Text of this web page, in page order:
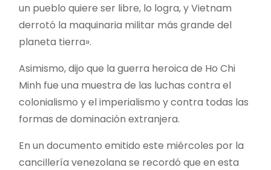
un pueblo quiere ser libre, lo logra, y Vietnam
derrotó la maquinaria militar más grande del
planeta tierra».
Asimismo, dijo que la guerra heroica de Ho Chi
Minh fue una muestra de las luchas contra el
colonialismo y el imperialismo y contra todas las
formas de dominación extranjera.
En un documento emitido este miércoles por la
cancillería venezolana se recordó que en esta